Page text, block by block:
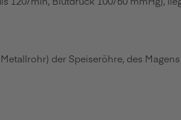
der Speiseröhre, des